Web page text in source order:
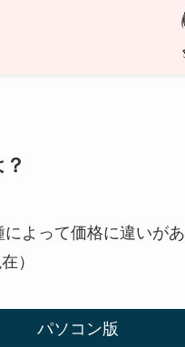
よって価格に違いがあ
）
パソコン版